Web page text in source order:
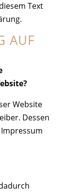
Text
AUF
Website
Dessen